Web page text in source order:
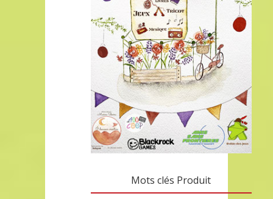
Mots clés Produit